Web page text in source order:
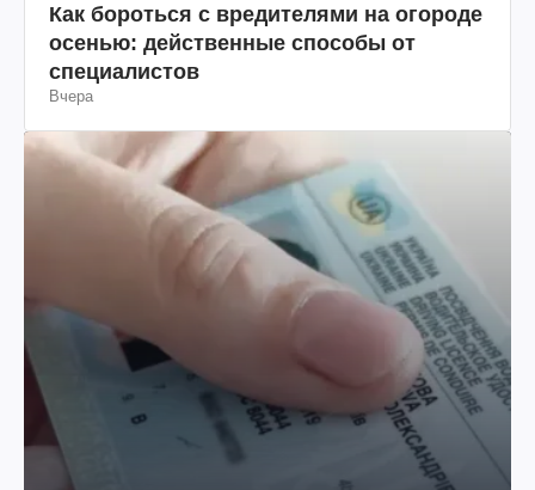
Как бороться с вредителями на огороде
осенью: действенные способы от
специалистов
Вчера